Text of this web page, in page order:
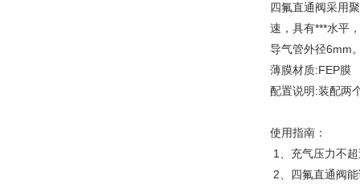
四氟直通阀采用
速，具有***水平
导气管外径6mm
薄膜材质
配置说明:装配
使用指南：
1、充气压力不
2、四氟直通阀